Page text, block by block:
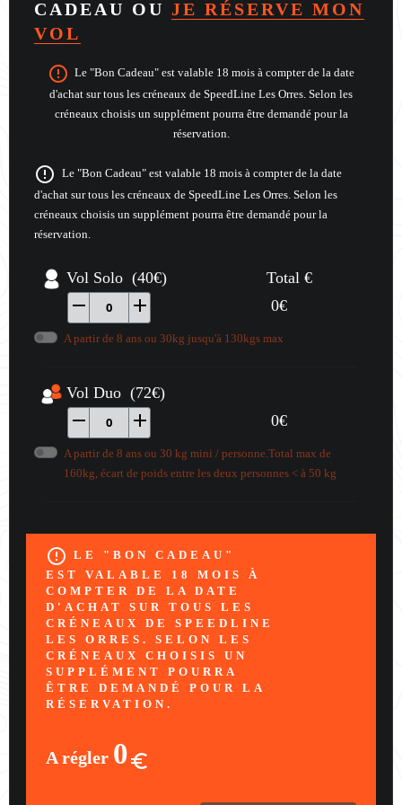
CADEAU OUJE RÉSERVE MON
VOL
error_outline Le "Bon Cadeau" est valable 18 mois à compter de la date
d'achat sur tous les créneaux de SpeedLine Les Orres. Selon les
créneaux choisis un supplément pourra être demandé pour la
réservation.
error_outline Le "Bon Cadeau" est valable 18 mois à compter de la date
d'achat sur tous les créneaux de SpeedLine Les Orres. Selon les
créneaux choisis un supplément pourra être demandé pour la
réservation.
Vol Solo (40€) Total €
remove 0 add 0€
A partir de 8 ans ou 30kg jusqu'à 130kgs max
Vol Duo (72€)
remove 0 add 0€
A partir de 8 ans ou 30 kg mini / personne.Total max de
160kg, écart de poids entre les deux personnes < à 50 kg
error_outline LE "BON CADEAU"
EST VALABLE 18 MOIS À
COMPTER DE LA DATE
D'ACHAT SUR TOUS LES
CRÉNEAUX DE SPEEDLINE
LES ORRES. SELON LES
CRÉNEAUX CHOISIS UN
SUPPLÉMENT POURRA
ÊTRE DEMANDÉ POUR LA
RÉSERVATION.
A régler 0euro_symbol